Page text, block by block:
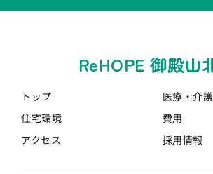
ReHOPE 御殿山
トップ 医療・介護
住宅環境
費用
アクセス
採用情報